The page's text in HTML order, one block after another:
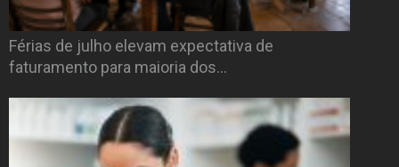
Férias de julho elevam expectativa de
faturamento para maioria dos…